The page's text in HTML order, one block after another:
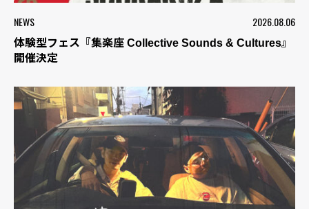
NEWS 2026.08.06
体験型フェス『集楽座 Collective Sounds & Cultures』
開催決定